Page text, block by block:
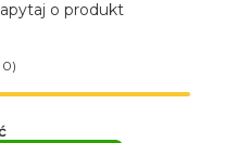
o produkt
0)